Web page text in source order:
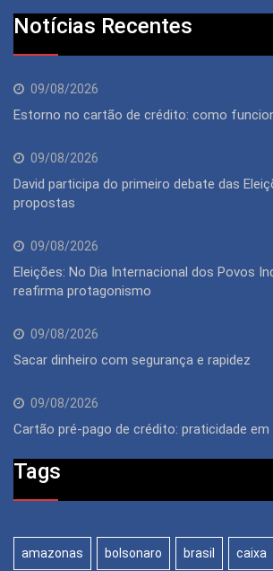
Notícias Recentes
09/08/2026
Estorno no cartão de crédito: como
09/08/2026
David participa do primeiro debate das
propostas
09/08/2026
Eleições: No Dia Internacional dos Povos
reafirma protagonismo
09/08/2026
Sacar dinheiro com segurança e rapidez
09/08/2026
Cartão pré-pago de crédito: praticidade
Tags
amazonas bolsonaro brasil caixa